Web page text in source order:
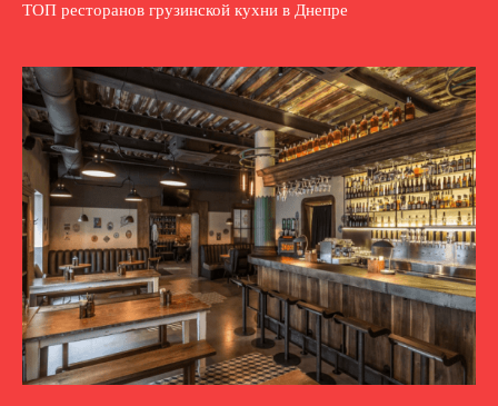
ТОП ресторанов грузинской кухни в Днепре